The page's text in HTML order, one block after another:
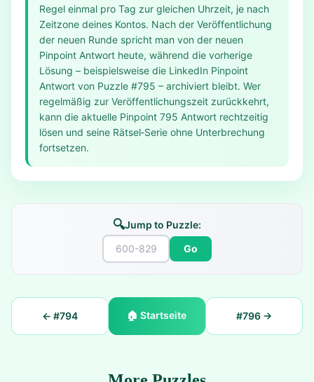
Regel einmal pro Tag zur gleichen Uhrzeit, je nach
Zeitzone deines Kontos. Nach der Veröffentlichung
der neuen Runde spricht man von der neuen
Pinpoint Antwort heute, während die vorherige
Lösung – beispielsweise die LinkedIn Pinpoint
Antwort von Puzzle #795 – archiviert bleibt. Wer
regelmäßig zur Veröffentlichungszeit zurückkehrt,
kann die aktuelle Pinpoint 795 Antwort rechtzeitig
lösen und seine Rätsel‑Serie ohne Unterbrechung
fortsetzen.
🔍Jump to Puzzle:
Go
← #794 🏠Startseite #796→